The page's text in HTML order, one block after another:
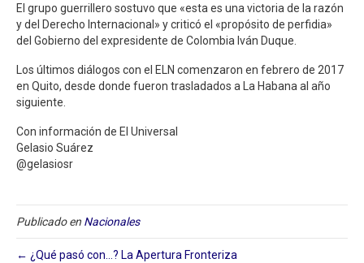
El grupo guerrillero sostuvo que «esta es una victoria de la razón
y del Derecho Internacional» y criticó el «propósito de perfidia»
del Gobierno del expresidente de Colombia Iván Duque.
Los últimos diálogos con el ELN comenzaron en febrero de 2017
en Quito, desde donde fueron trasladados a La Habana al año
siguiente.
Con información de El Universal
Gelasio Suárez
@gelasiosr
Publicado en Nacionales
← ¿Qué pasó con…? La Apertura Fronteriza